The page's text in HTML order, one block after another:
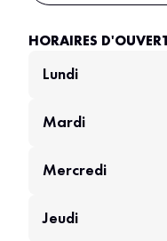
HORAIRES
Lundi
Mardi
Mercredi
Jeudi